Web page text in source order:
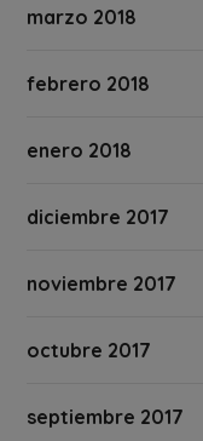
marzo 2018
febrero 2018
enero 2018
diciembre 2017
noviembre 2017
octubre 2017
septiembre 2017